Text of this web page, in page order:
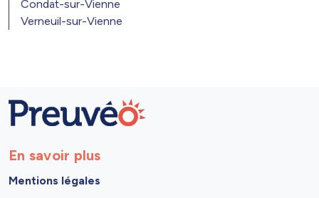
Condat-sur-Vienne
Verneuil-sur-Vienne
En savoir plus
Mentions légales